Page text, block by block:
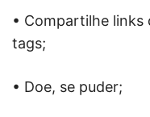
• Compartilhe links
tags;
• Doe, se puder;